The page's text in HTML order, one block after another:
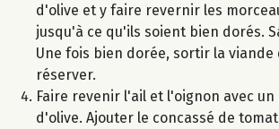
d'olive et y faire revernir les
jusqu'à ce qu'ils soient bien dorés.
Une fois bien dorée, sortir la viande
réserver.
Faire revenir l'ail et l'oignon avec
d'olive. Ajouter le concassé de